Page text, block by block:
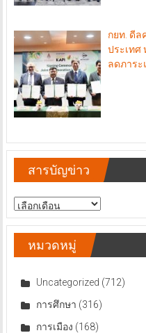
กยท. ดีล
ประเทศ
ลดภาระ
สารบัญข่าว
สารบัญ
ข่าว
หมวดหมู่
Uncategorized (712)
การศึกษา (316)
การเมือง (168)